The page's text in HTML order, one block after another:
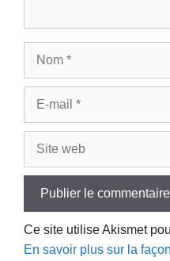
Ce site utilise Akismet
En savoir plus sur la